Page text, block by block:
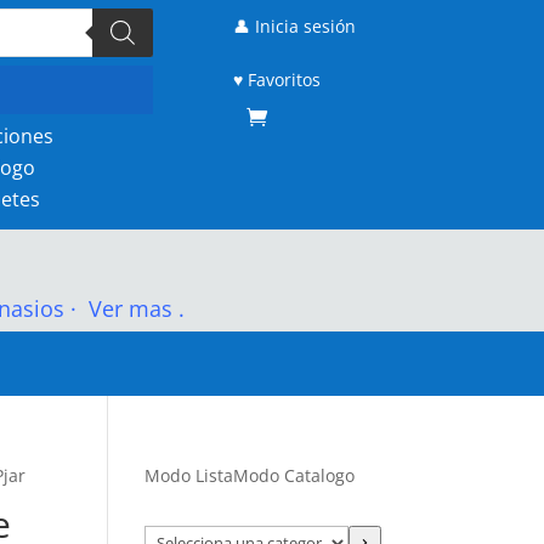
👤 Inicia sesión
♥ Favoritos
· Ver mas .
Modo ListaModo Catalogo
Selecciona